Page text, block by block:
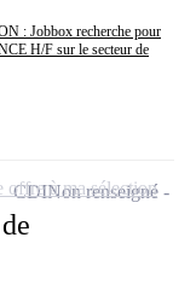
: Jobbox recherche pour
H/F sur le secteur de
CDINon renseigné
offre à ma sélection